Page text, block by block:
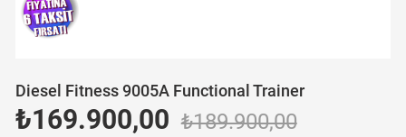
Diesel Fitness 9005A Functional Trainer
₺189.900,00
₺169.900,00